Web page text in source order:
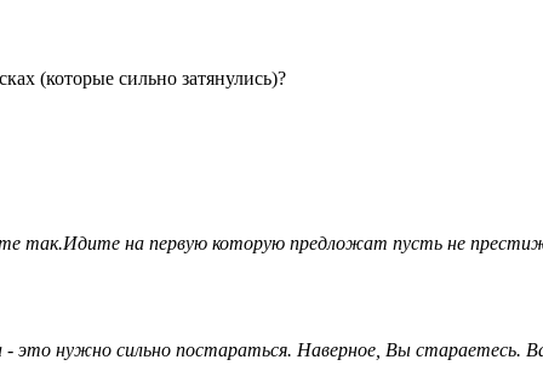
(которые сильно затянулись)?
так.Идите на первую которую предложат пусть не
это нужно сильно постараться. Наверное, Вы стараетесь.